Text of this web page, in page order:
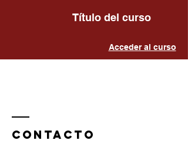
Título del curso
Acceder al curso
CONTAcTO